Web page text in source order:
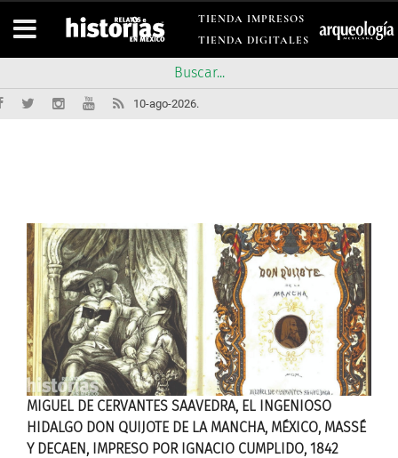
TIENDA IMPRESOS
TIENDA DIGITALES
10-ago-2026.
MIGUEL DE CERVANTES SAAVEDRA, EL INGENIOSO
HIDALGO DON QUIJOTE DE LA MANCHA, MÉXICO, MASSÉ
Y DECAEN, IMPRESO POR IGNACIO CUMPLIDO, 1842